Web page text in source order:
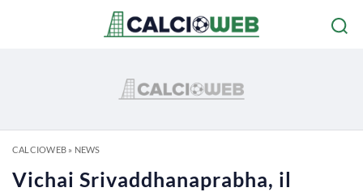
CALCIOWEB» NEWS
Vichai Srivaddhanaprabha, il